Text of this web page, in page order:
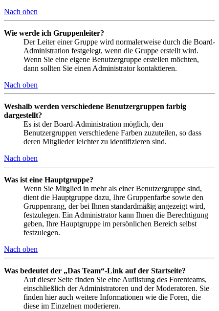
Nach oben
Wie werde ich Gruppenleiter?
Der Leiter einer Gruppe wird normalerweise durch die Board-
Administration festgelegt, wenn die Gruppe erstellt wird.
Wenn Sie eine eigene Benutzergruppe erstellen möchten,
dann sollten Sie einen Administrator kontaktieren.
Nach oben
Weshalb werden verschiedene Benutzergruppen farbig
dargestellt?
Es ist der Board-Administration möglich, den
Benutzergruppen verschiedene Farben zuzuteilen, so dass
deren Mitglieder leichter zu identifizieren sind.
Nach oben
Was ist eine Hauptgruppe?
Wenn Sie Mitglied in mehr als einer Benutzergruppe sind,
dient die Hauptgruppe dazu, Ihre Gruppenfarbe sowie den
Gruppenrang, der bei Ihnen standardmäßig angezeigt wird,
festzulegen. Ein Administrator kann Ihnen die Berechtigung
geben, Ihre Hauptgruppe im persönlichen Bereich selbst
festzulegen.
Nach oben
Was bedeutet der „Das Team“-Link auf der Startseite?
Auf dieser Seite finden Sie eine Auflistung des Forenteams,
einschließlich der Administratoren und der Moderatoren. Sie
finden hier auch weitere Informationen wie die Foren, die
diese im Einzelnen moderieren.